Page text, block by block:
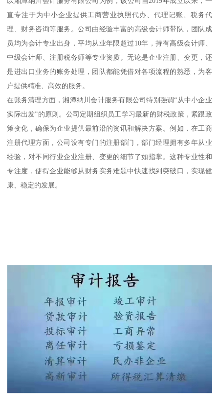
直专注于为中小企业提供工商营业执照代办、代理记账、税务代
理、财务咨询等服务。公司由经验丰富的高级会计师带队，团队成
员均为会计专业出身，平均从业年限超过10年，持有高级会计师、
中级会计师、注册税务师等专业资质。无论是企业注册、变更，还
是进出口业务的账务处理，团队都能凭借对各项流程的熟悉，为客
户提供精准、高效的服务。
在账务清理方面，湘潭纳川会计服务有限公司特别强调“从中小企业
实际出发”的原则。公司定期组织员工学习最新的财税政策，紧跟政
策变化，确保为企业提供最前沿的资讯和解决方案。例如，在工商
注册代理方面，公司设有专门的注册部门，部门经理拥有多年从业
经验，对不同行业企业注册、变更的细节了如指掌。这种专业性和
专注度，使得企业能够从财务实务难题中快速找到突破口，实现健
康、稳定的发展。